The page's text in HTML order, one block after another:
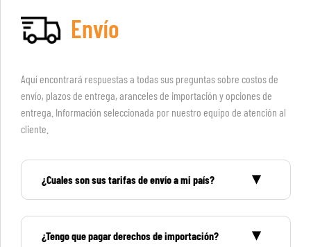
Envío
Aquí encontrará respuestas a todas sus preguntas sobre costos de
envío, plazos de entrega, aranceles de importación y opciones de
entrega. Información seleccionada por nuestro equipo de atención al
cliente.
¿Cuales son sus tarifas de envío a mi país?
¿Tengo que pagar derechos de importación?